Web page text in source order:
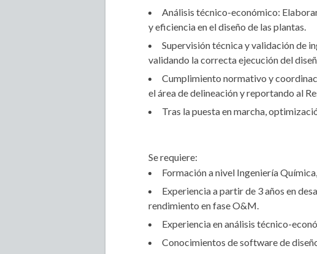
Análisis técnico-económico:
y eficiencia en el diseño de las plantas.
Supervisión técnica y validación de
validando la correcta ejecución del
Cumplimiento normativo y
el área de delineación y reportando al
Tras la puesta en marcha,
Se requiere:
Formación a nivel Ingeniería
Experiencia a partir de 3 años en
rendimiento en fase O&M.
Experiencia en análisis técnico-
Conocimientos de software de